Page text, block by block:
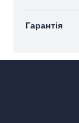
Гарантія